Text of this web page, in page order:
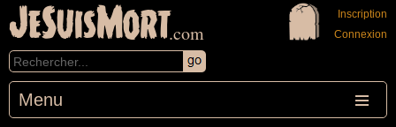
JeSuisMort.com
Menu
Inscription
Connexion